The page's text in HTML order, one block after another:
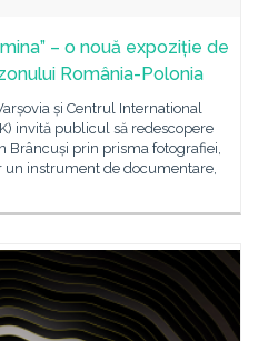
– o nouă expoziție de
România-Polonia
și Centrul International
invită publicul să redescopere
Brâncuși prin prisma fotografiei,
instrument de documentare,